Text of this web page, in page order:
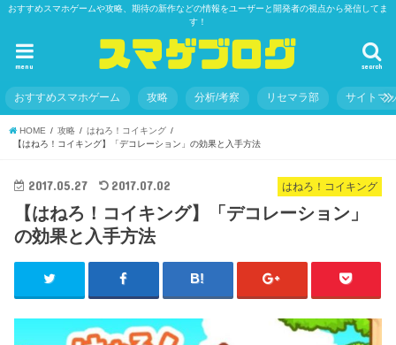
おすすめスマホゲームや攻略、期待の新作などの情報をユーザーと開発者の視点から発信してま
す！
search
menu
おすすめスマホゲーム 攻略 分析/考察 リセマラ部 サイトマ
HOME 攻略
はねろ！コイキング
【はねろ！コイキング】「デコレーション」の効果と入手方法
はねろ！コイキング
2017.05.27 2017.07.02
【はねろ！コイキング】「デコレーション」
の効果と入手方法